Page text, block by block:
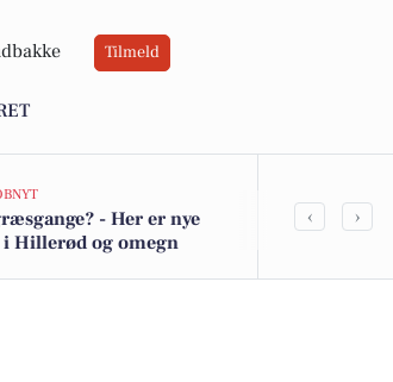
Tilmeld
- Her er nye
Hillerød og omegn
‹ ›